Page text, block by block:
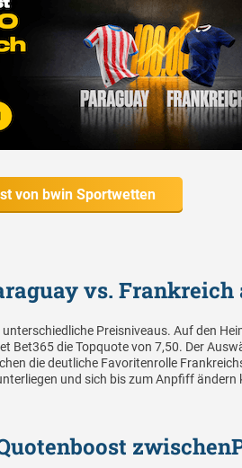
von bwin Sportwetten
vs. Frankreich
Preisniveaus. Auf den
Bet365 die Topquote von 7,50. Der
die deutliche Favoritenrolle
und sich bis zum Anpfiff ändern